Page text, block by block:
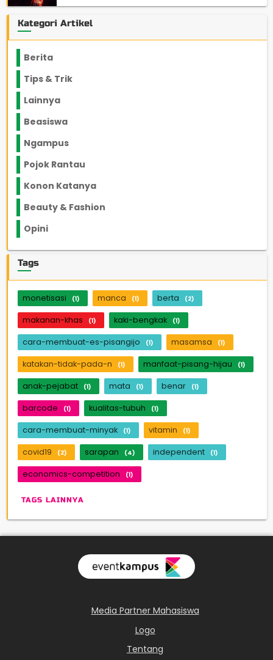
Kategori Artikel
Berita
Tips & Trik
Lainnya
Beasiswa
Ngampus
Pojok Rantau
Konon Katanya
Beauty & Fashion
Opini
Tags
monetisasi (1) manca (1) berta (2)
makanan-khas (1) kaki-bengkak (1)
cara-membuat-es-pisangijo (1) masamsa (1)
katakan-tidak-pada-n (1) manfaat-pisang-hijau (1)
anak-pejabat (1) mata (1) benar (1)
barcode (1) kualitas-tubuh (1)
cara-membuat-minyak (1) vitamin (1)
covid19 (2) sarapan (4) independent (1)
economics-competition (1)
TAGS LAINNYA
Media Partner Mahasiswa
Logo
Tentang